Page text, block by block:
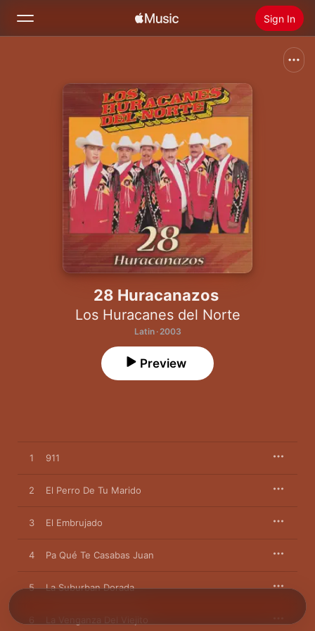
Sign In
Install Apple Music
28 Huracanazos
Los Huracanes del Norte
Latin · 2003
Preview
1 911
2 El Perro De Tu Marido
3 El Embrujado
4 Pa Qué Te Casabas Juan
5 La Suburban Dorada
La Venganza Del Viejito